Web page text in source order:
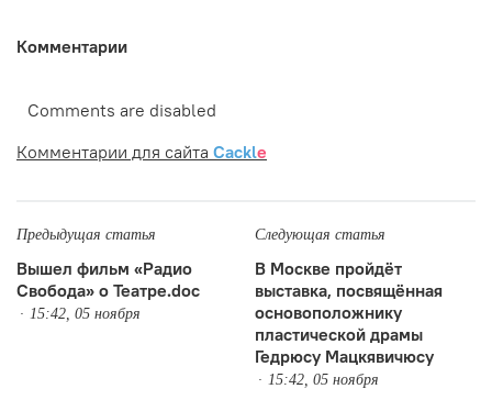
Комментарии
Comments are disabled
Комментарии для сайта Cackle
Предыдущая статья
Вышел фильм «Радио
Свобода» о Театре.doc
15:42, 05 ноября
Следующая статья
В Москве пройдёт
выставка, посвящённая
основоположнику
пластической драмы
Гедрюсу Мацкявичюсу
15:42, 05 ноября